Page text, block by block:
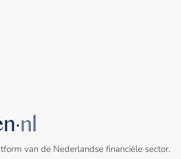
van de Nederlandse financiële sector.